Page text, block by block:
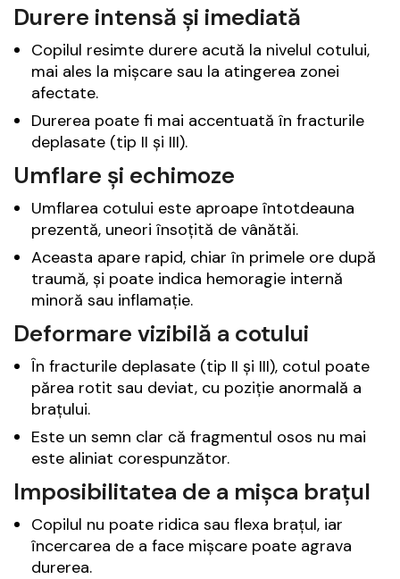
Durere intensă și imediată
Copilul resimte durere acută la nivelul cotului,
mai ales la mișcare sau la atingerea zonei
afectate.
Durerea poate fi mai accentuată în fracturile
deplasate (tip II și III).
Umflare și echimoze
Umflarea cotului este aproape întotdeauna
prezentă, uneori însoțită de vânătăi.
Aceasta apare rapid, chiar în primele ore după
traumă, și poate indica hemoragie internă
minoră sau inflamație.
Deformare vizibilă a cotului
În fracturile deplasate (tip II și III), cotul poate
părea rotit sau deviat, cu poziție anormală a
brațului.
Este un semn clar că fragmentul osos nu mai
este aliniat corespunzător.
Imposibilitatea de a mișca brațul
Copilul nu poate ridica sau flexa brațul, iar
încercarea de a face mișcare poate agrava
durerea.